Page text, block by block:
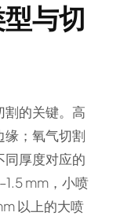
与切
割的关键。高
缘；氧气切割
同厚度对应的
mm，小喷
以上的大喷